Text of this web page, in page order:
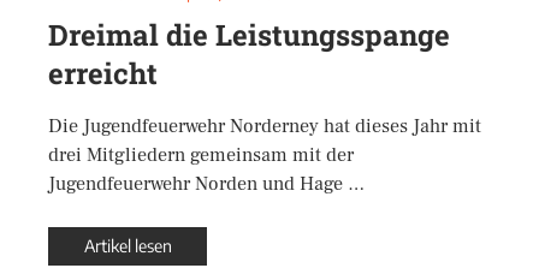
Dreimal die Leistungsspange
erreicht
Die Jugendfeuerwehr Norderney hat dieses Jahr mit
drei Mitgliedern gemeinsam mit der
Jugendfeuerwehr Norden und Hage …
Artikel lesen